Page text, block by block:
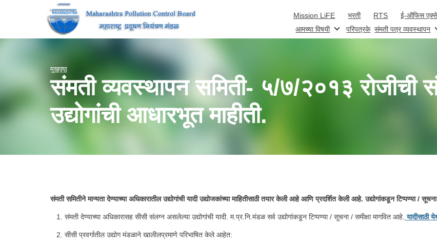
Mission LiFE भरती RTS ई-ऑफिस
आमच्या विषयी परिपत्रके संमती पत्र व्यवस्थापन
मुखपृष्ठ
संमती व्यवस्थापन समिती- ५/७/२०१३ रोजीची
उद्योगांची आधारभूत माहीती.
संमती समितीने मान्यता देण्याच्या अधिकारातील उद्योगांची यादी उद्योजकांच्या माहितीसाठी तयार केली आहे आणि प्रदर्शित केली आहे. उद्योगांकडून टिप्पण्या /
संमती देण्याच्या अधिकारासह सीसी संलग्न असलेल्या उद्योगांची यादी. म.प्र.नि.मंडळ सर्व उद्योगांकडून टिप्पण्या / सूचना / समीक्षा मागवित आहे. यादीसाठी
सीसी प्रवर्गातील उद्योग मंडळाने खालीलप्रमाणे परिभाषित केले आहेत: